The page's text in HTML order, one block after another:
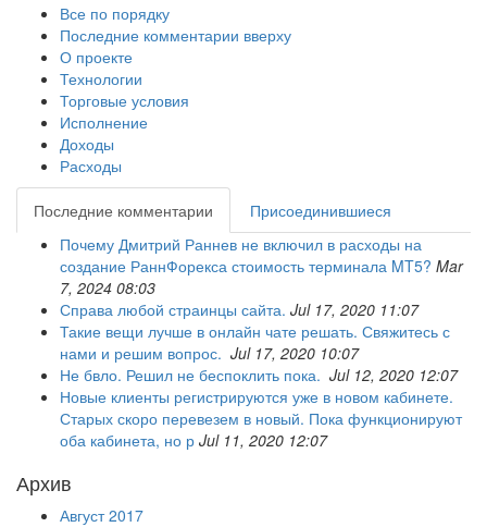
Все по порядку
Последние комментарии вверху
О проекте
Технологии
Торговые условия
Исполнение
Доходы
Расходы
Последние комментарии
Присоединившиеся
Почему Дмитрий Раннев не включил в расходы на
создание РаннФорекса стоимость терминала MT5? Mar
7, 2024 08:03
Справа любой страинцы сайта. Jul 17, 2020 11:07
Такие вещи лучше в онлайн чате решать. Свяжитесь с
нами и решим вопрос. Jul 17, 2020 10:07
Не бвло. Решил не беспоклить пока. Jul 12, 2020 12:07
Новые клиенты регистрируются уже в новом кабинете.
Старых скоро перевезем в новый. Пока функционируют
оба кабинета, но р Jul 11, 2020 12:07
Архив
Август 2017